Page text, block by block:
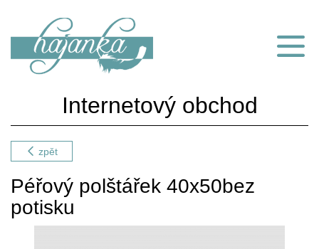
Internetový obchod
zpět
Péřový polštářek 40x50bez
potisku